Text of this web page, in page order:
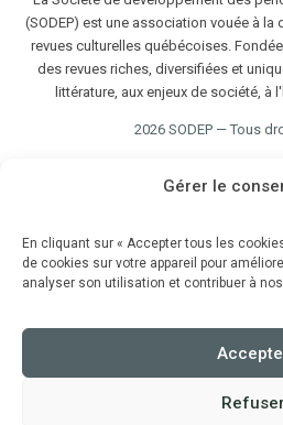
Gérer le
En cliquant sur « Accepter tous les
de cookies sur votre appareil pour
analyser son utilisation et contribuer à
Refuser
(SODEP) est une association vouée à
revues culturelles québécoises.
des revues riches, diversifiées et
littérature, aux enjeux de société, à
2026 SODEP — Tous